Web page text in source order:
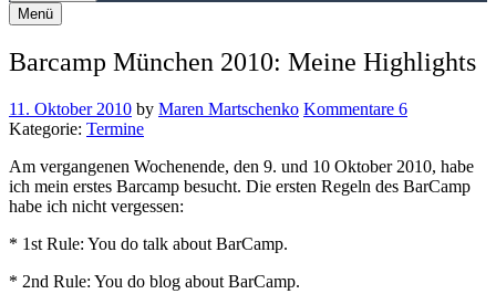
Menü
Barcamp München 2010: Meine Highlights
11. Oktober 2010 by Maren Martschenko Kommentare 6
Kategorie: Termine
Am vergangenen Wochenende, den 9. und 10 Oktober 2010, habe
ich mein erstes Barcamp besucht. Die ersten Regeln des BarCamp
habe ich nicht vergessen:
* 1st Rule: You do talk about BarCamp.
* 2nd Rule: You do blog about BarCamp.